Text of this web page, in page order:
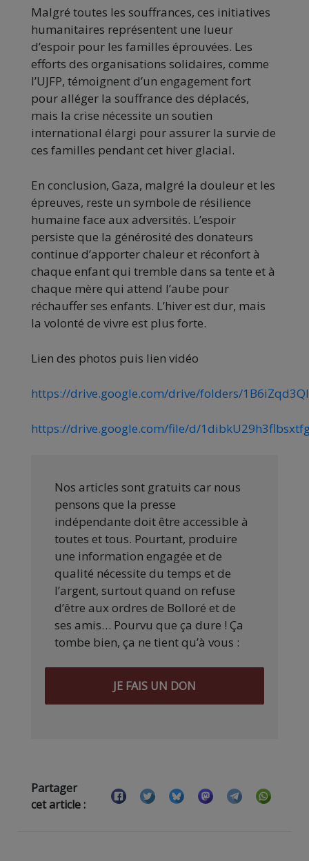
Malgré toutes les souffrances, ces initiatives
humanitaires représentent une lueur
d’espoir pour les familles éprouvées. Les
efforts des organisations solidaires, comme
l’UJFP, témoignent d’un engagement fort
pour alléger la souffrance des déplacés,
mais la crise nécessite un soutien
international élargi pour assurer la survie de
ces familles pendant cet hiver glacial.
En conclusion, Gaza, malgré la douleur et les
épreuves, reste un symbole de résilience
humaine face aux adversités. L’espoir
persiste que la générosité des donateurs
continue d’apporter chaleur et réconfort à
chaque enfant qui tremble dans sa tente et à
chaque mère qui attend l’aube pour
réchauffer ses enfants. L’hiver est dur, mais
la volonté de vivre est plus forte.
Lien des photos puis lien vidéo
https://drive.google.com/drive/folders/
https://drive.google.com/file/d/
Nos articles sont gratuits car nous
pensons que la presse
indépendante doit être accessible à
toutes et tous. Pourtant, produire
une information engagée et de
qualité nécessite du temps et de
l’argent, surtout quand on refuse
d’être aux ordres de Bolloré et de
ses amis… Pourvu que ça dure ! Ça
tombe bien, ça ne tient qu’à vous :
JE FAIS UN DON
Partager
cet article :